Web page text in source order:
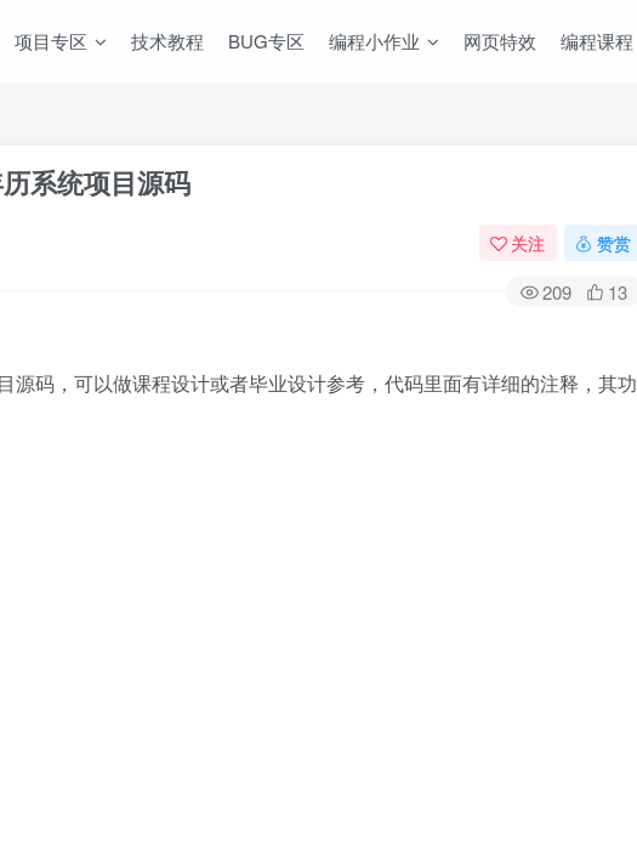
项目专区 技术教程 BUG专区 编程小作业 网页特效 编程课程
系统项目源码
关注 赞赏
209 13
源码，可以做课程设计或者毕业设计参考，代码里面有详细的注释，其功